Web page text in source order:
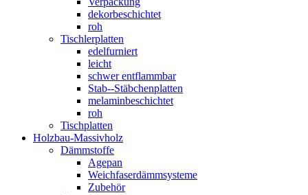
dekorbeschichtet
roh
Tischlerplatten
edelfurniert
leicht
schwer entflammbar
Stab--Stäbchenplatten
melaminbeschichtet
roh
Tischplatten
Holzbau-Massivholz
Dämmstoffe
Agepan
Weichfaserdämmsysteme
Zubehör